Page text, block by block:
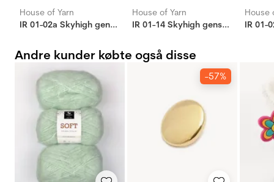
House of Yarn
IR 01-02a Skyhigh genser (Soft)
House of Yarn
IR 01-14 Skyhigh genser (Soft)
House
Andre kunder købte også disse
-57%